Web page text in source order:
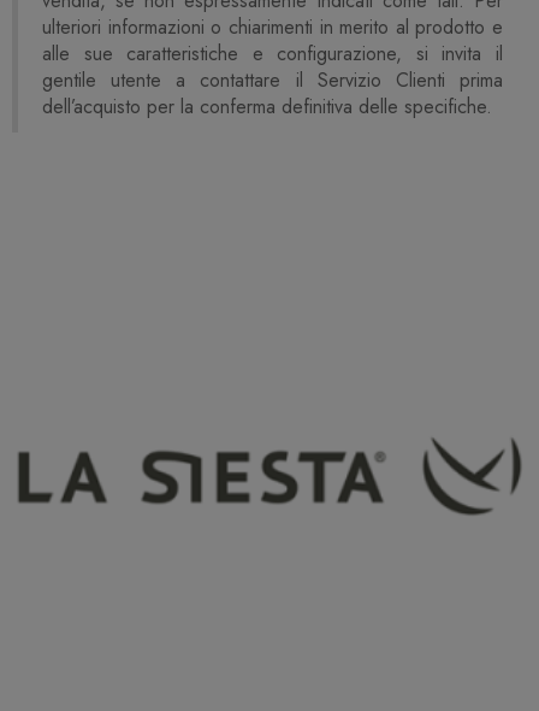
ulteriori informazioni o chiarimenti in merito al prodotto e
alle sue caratteristiche e configurazione, si invita il
gentile utente a contattare il Servizio Clienti prima
dell’acquisto per la conferma definitiva delle specifiche.